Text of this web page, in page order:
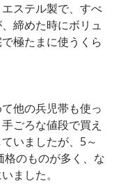
ステル製で、すべ
締めた時にボリュ
極たまに使うくら
他の兵児帯も使っ
ごろな値段で買え
いましたが、5～
のものが多く、な
ました。